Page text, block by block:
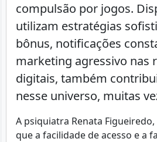
compulsão por jogos.
utilizam estratégias
bônus, notificações
marketing agressivo nas
digitais, também
nesse universo, muitas
A psiquiatra Renata
que a facilidade de acesso e a